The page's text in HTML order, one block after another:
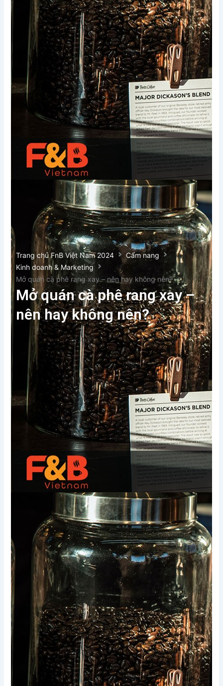
Xem thêm
Trang chủ FnB Việt Nam 2024
Cẩm nang
Kinh doanh & Marketing
Mở quán cà phê rang xay – nên hay không nên?
Mở quán cà phê rang xay –
nên hay không nên?